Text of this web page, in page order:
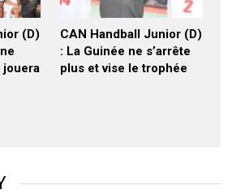
(D)
jouera
CAN Handball Junior (D)
: La Guinée ne s’arrête
plus et vise le trophée